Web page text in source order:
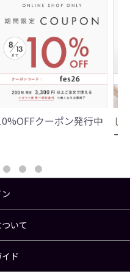
クーポン発行中
じ
ー
いて
ド